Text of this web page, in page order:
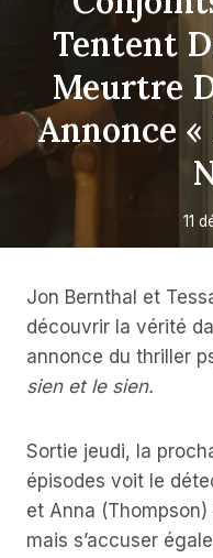
Tentent
Meurtre
Annonce «
11
Jon Bernthal et
découvrir la vérité
annonce du thriller
sien et le sien.
Sortie jeudi, la
épisodes voit le
et Anna
mais s’accuser